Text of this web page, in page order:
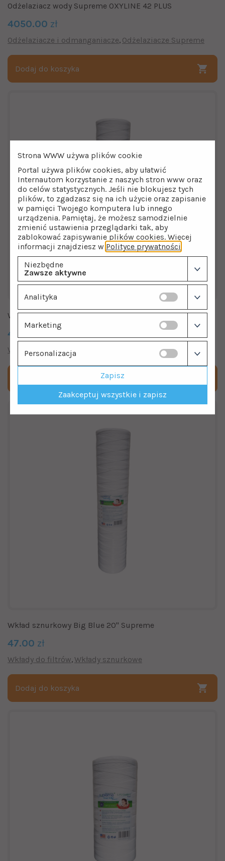
Odżelaziacz wody Supreme OXYLINE 42 PLUS
4050.00 zł
Odżelaziacze i odmanganiacze Odżelaziacze Supreme
Dodaj do koszyka
Wkład sznurkowy Big Blue 20" Supreme
47.00
Wkłady do filtrów
Wkład sznurkowy Big Blue 20" Supreme
47.00 zł
Wkłady do filtrów Wkłady sznurkowe
Dodaj do koszyka
Strona WWW używa plików cookie
Portal używa plików cookies, aby ułatwić
Internautom korzystanie z naszych stron www oraz
do celów statystycznych. Jeśli nie blokujesz tych
plików, to zgadzasz się na ich użycie oraz zapisanie
w pamięci Twojego komputera lub innego
urządzenia. Pamiętaj, że możesz samodzielnie
zmienić ustawienia przeglądarki tak, aby
zablokować zapisywanie plików cookies. Więcej
informacji znajdziesz w Polityce prywatności
Niezbędne
Zawsze aktywne
Analityka
Marketing
Personalizacja
Zapisz
Zaakceptuj wszystkie i zapisz